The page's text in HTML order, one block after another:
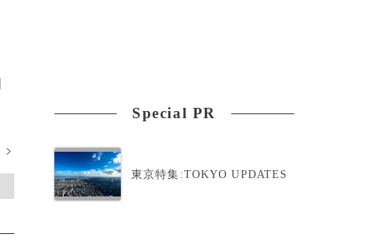
>
Special PR
東京特集:TOKYO UPDATES